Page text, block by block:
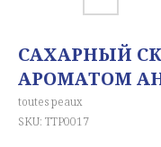
САХАРНЫЙ
АРОМАТОМ
toutes peaux
SKU: TTP0017